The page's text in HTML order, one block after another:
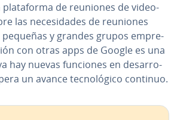
pla­ta­fo­r­ma de reuniones de vi­deo­
las ne­ce­si­da­des de reuniones
y grandes grupos em­pre­
con otras apps de Google es una
hay nuevas funciones en de­sa­rro­
un avance te­c­no­ló­gi­co continuo.